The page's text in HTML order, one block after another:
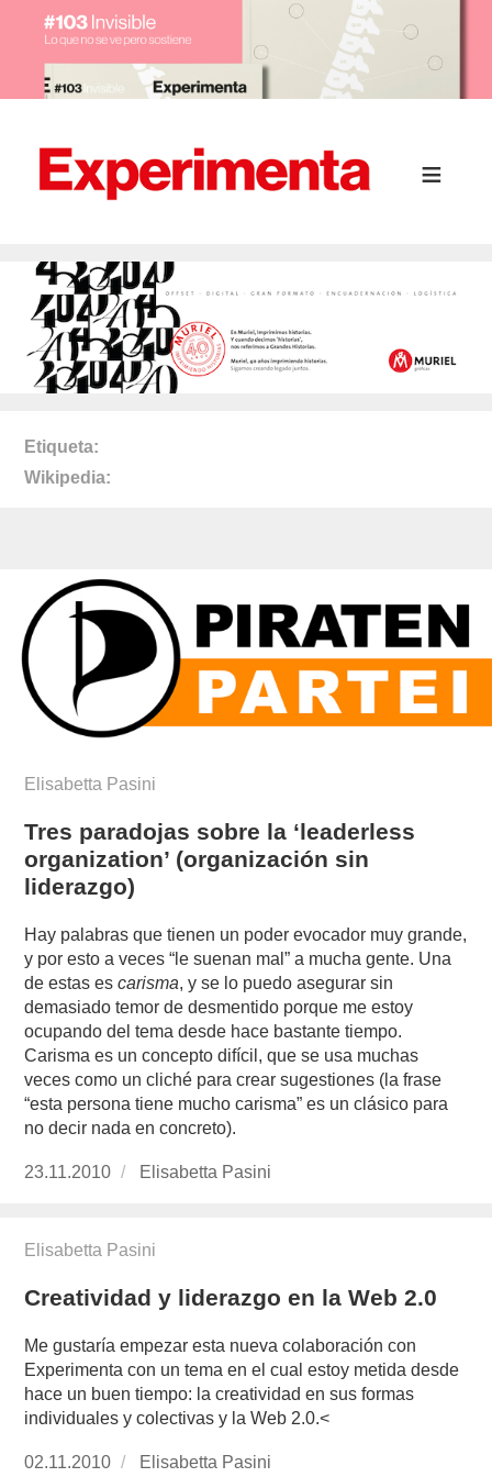
Etiqueta
Wikipedia
Elisabetta Pasini
Tres paradojas sobre la ‘leaderless
organization’ (organización sin
liderazgo)
Hay palabras que tienen un poder evocador muy grande,
y por esto a veces “le suenan mal” a mucha gente. Una
de estas escarisma, y se lo puedo asegurar sin
demasiado temor de desmentido porque me estoy
ocupando del tema desde hace bastante tiempo.
Carisma es un concepto difícil, que se usa muchas
veces como un cliché para crear sugestiones (la frase
“esta persona tiene mucho carisma” es un clásico para
no decir nada en concreto).
Publicado
23.11.2010 https://www.experimenta.es/author/
Elisabetta Pasini
Elisabetta Pasini
Creatividad y liderazgo en la Web 2.0
Me gustaría empezar esta nueva colaboración con
Experimenta con un tema en el cual estoy metida desde
hace un buen tiempo: la creatividad en sus formas
individuales y colectivas y la Web 2.0.<
Publicado
02.11.2010 https://www.experimenta.es/author/
Elisabetta Pasini